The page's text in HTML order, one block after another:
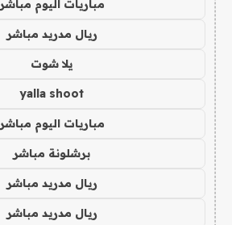
مباريات اليوم مباشر
ريال مدريد مباشر
يلا شوت
yalla shoot
مباريات اليوم مباشر
برشلونة مباشر
ريال مدريد مباشر
ريال مدريد مباشر